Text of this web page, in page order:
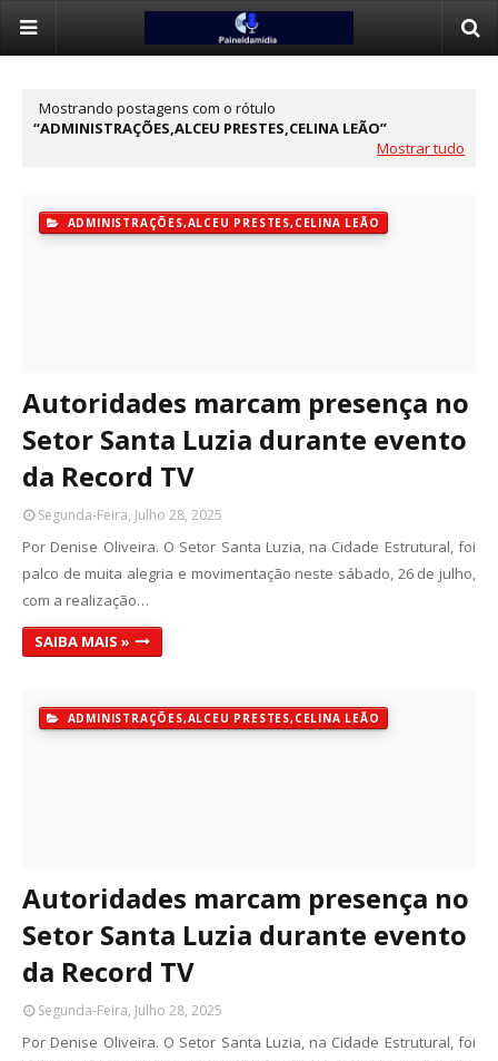
Mostrando postagens com o rótulo
ADMINISTRAÇÕES,ALCEU PRESTES,CELINA LEÃO
Mostrar tudo
ADMINISTRAÇÕES,ALCEU PRESTES,CELINA LEÃO
Autoridades marcam presença no
Setor Santa Luzia durante evento
da Record TV
Segunda-Feira, Julho 28, 2025
Por Denise Oliveira. O Setor Santa Luzia, na Cidade Estrutural, foi
palco de muita alegria e movimentação neste sábado, 26 de julho,
com a realização…
SAIBA MAIS »
ADMINISTRAÇÕES,ALCEU PRESTES,CELINA LEÃO
Autoridades marcam presença no
Setor Santa Luzia durante evento
da Record TV
Segunda-Feira, Julho 28, 2025
Por Denise Oliveira. O Setor Santa Luzia, na Cidade Estrutural, foi